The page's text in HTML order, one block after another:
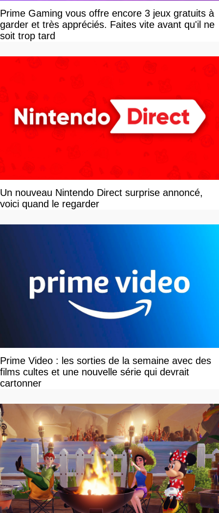
Prime Gaming vous offre encore 3 jeux gratuits à
garder et très appréciés. Faites vite avant qu'il ne
soit trop tard
Un nouveau Nintendo Direct surprise annoncé,
voici quand le regarder
Prime Video : les sorties de la semaine avec des
films cultes et une nouvelle série qui devrait
cartonner